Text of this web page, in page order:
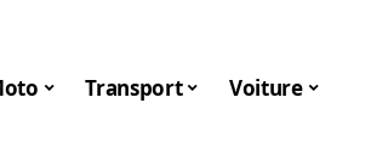
Transport Voiture